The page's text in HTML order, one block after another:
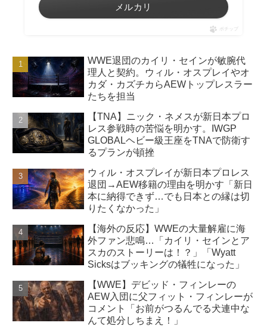
メルカリ
ポチップ
WWE退団のカイリ・セインが敏腕代
理人と契約。ウィル・オスプレイやオ
カダ・カズチカらAEWトップレスラー
たちを担当
【TNA】ニック・ネメスが新日本プロ
レス参戦時の苦悩を明かす。IWGP
GLOBALヘビー級王座をTNAで防衛す
るプランが頓挫
ウィル・オスプレイが新日本プロレス
退団→AEW移籍の理由を明かす「新日
本に納得できず…でも日本との縁は切
りたくなかった」
【海外の反応】WWEの大量解雇に海
外ファン悲鳴…「カイリ・セインとア
スカのストーリーは！？」「Wyatt
Sicksはブッキングの犠牲になった」
【WWE】デビッド・フィンレーの
AEW入団に父フィット・フィンレーが
コメント「お前がつるんでる犬連中な
んて処分しちまえ！」